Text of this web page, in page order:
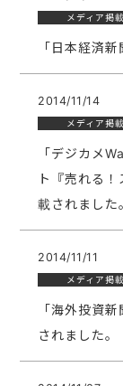
メディア掲載
「日本経済
2014/11/14
メディア掲載
「デジカメ
ト『売れる
載されました
2014/11/11
メディア掲載
「海外投資
されました。